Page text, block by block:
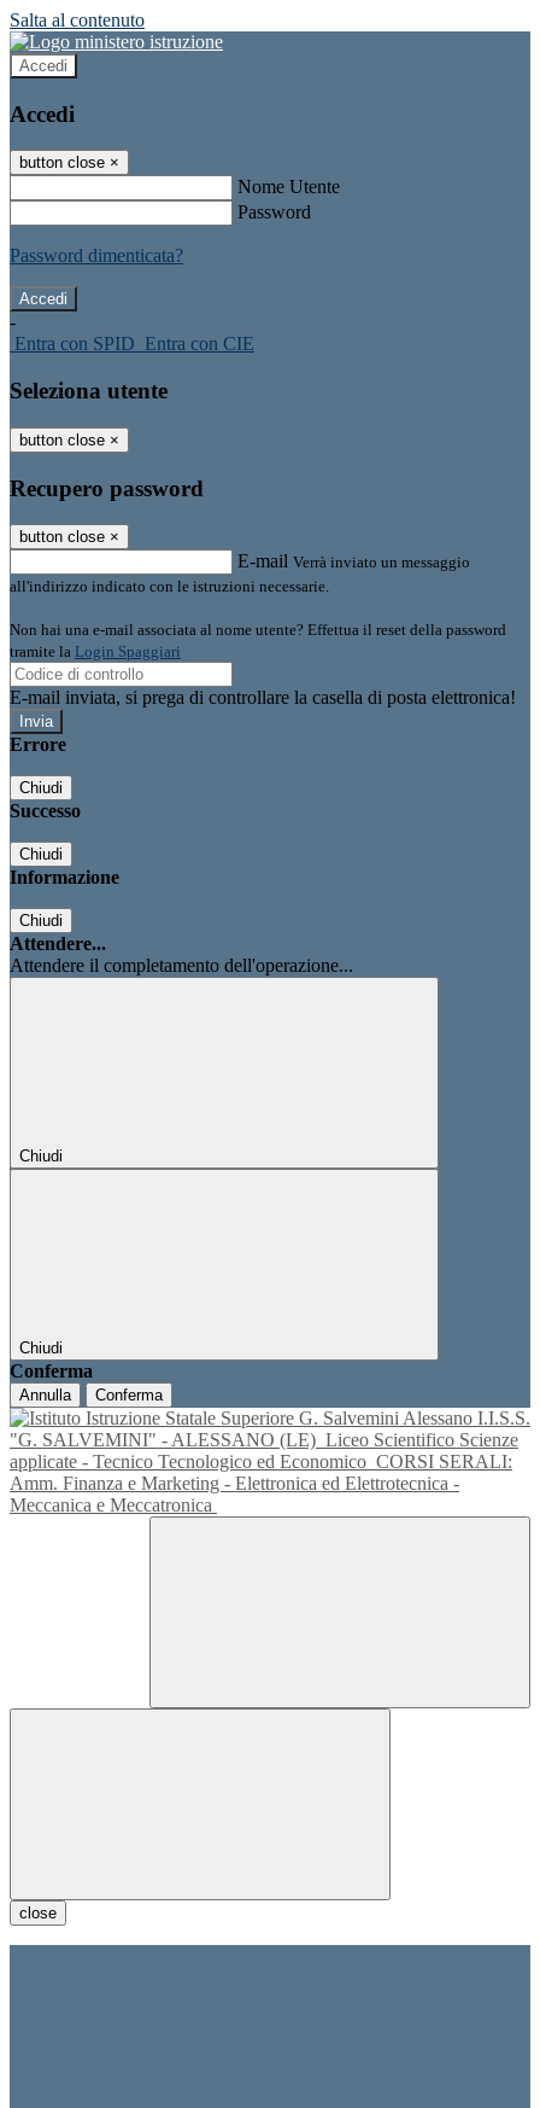
Salta al contenuto
Accedi
Accedi
button close ×
Nome Utente
Password
Password dimenticata?
-
Entra con SPID Entra con CIE
Seleziona utente
button close ×
Recupero password
button close ×
E-mail Verrà inviato un messaggio
all'indirizzo indicato con le istruzioni necessarie.
Non hai una e-mail associata al nome utente? Effettua il reset della password
tramite la Login Spaggiari
E-mail inviata, si prega di controllare la casella di posta elettronica!
Errore
Chiudi
Successo
Chiudi
Informazione
Chiudi
Attendere...
Attendere il completamento dell'operazione...
Chiudi
Chiudi
Conferma
Annulla Conferma
I.I.S.S.
"G. SALVEMINI" - ALESSANO (LE) Liceo Scientifico Scienze
applicate - Tecnico Tecnologico ed Economico CORSI SERALI:
Amm. Finanza e Marketing - Elettronica ed Elettrotecnica -
Meccanica e Meccatronica
close